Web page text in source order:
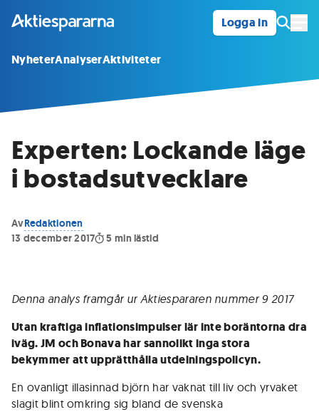
Logga in
NyheterAnalyserAktiviteter
Experten: Lockande läge
i bostadsutvecklare
AvRedaktionen
13 december 2017
5 min lästid
Denna analys framgår ur Aktiespararen nummer 9 2017
Utan kraftiga inflationsimpulser lär inte boräntorna dra
iväg. JM och Bonava har sannolikt inga stora
bekymmer att upprätthålla utdelningspolicyn.
En ovanligt illasinnad björn har vaknat till liv och yrvaket
slagit blint omkring sig bland de svenska